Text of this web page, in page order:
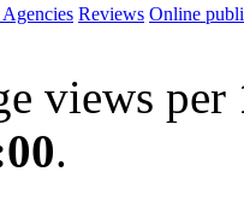
Reviews Online
views per
.